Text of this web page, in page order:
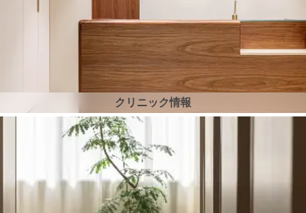
クリニック情報